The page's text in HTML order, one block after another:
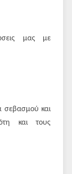
μας με
σεβασμού και
και τους